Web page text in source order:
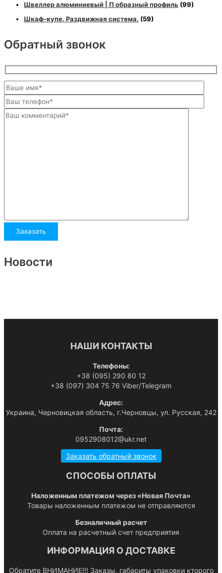
Швеллер алюминиевый | П образный профиль (99)
Шкаф-купе. Раздвижная система. (59)
Обратный звонок
Новости
НАШИ КОНТАКТЫ
Телефоны:
+38 (095) 290 80 12
+38 (097) 304 75 76 Viber/Telegram
Адрес:
Украина, Черновицкая область, г.Черновцы, ул. Русская, 242
Почта:
0952908012@ukr.net
Заказать обратный звонок
СПОСОБЫ ОПЛАТЫ
Наложенным платежом через «Новая Почта»
Товары наложенным платежом не отправляются
Безналичный расчет
Оплата на расчетный счет предприятия
ИНФОРМАЦИЯ О ДОСТАВКЕ
Обратите ВНИМАНИЕ!!! Заказы, габариты упаковки кторого